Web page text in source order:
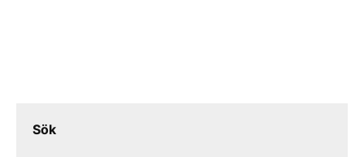
Sök